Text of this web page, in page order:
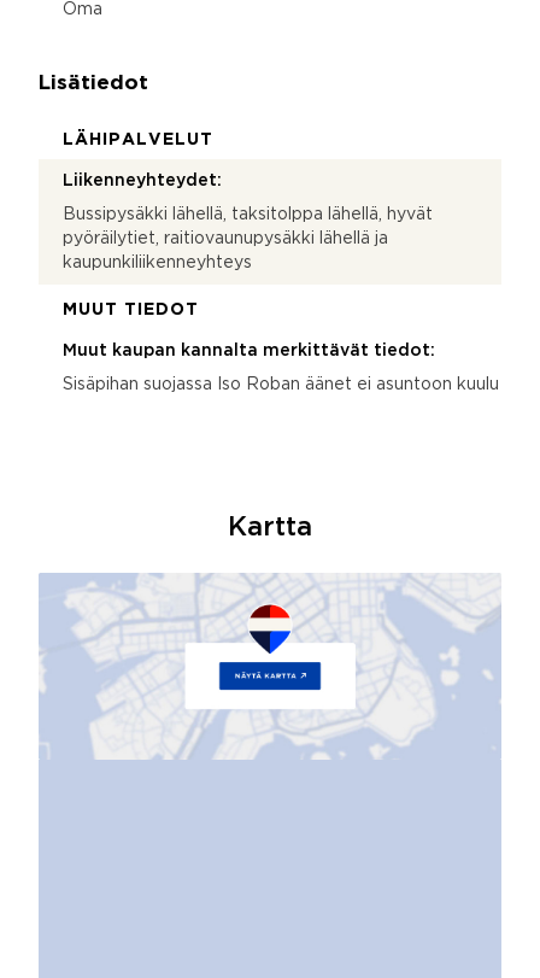
Oma
Lisätiedot
LÄHIPALVELUT
Liikenneyhteydet:
Bussipysäkki lähellä, taksitolppa lähellä, hyvät
pyöräilytiet, raitiovaunupysäkki lähellä ja
kaupunkiliikenneyhteys
MUUT TIEDOT
Muut kaupan kannalta merkittävät tiedot:
Sisäpihan suojassa Iso Roban äänet ei asuntoon kuulu
Kartta